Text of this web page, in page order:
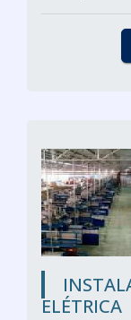
ELÉTRICA